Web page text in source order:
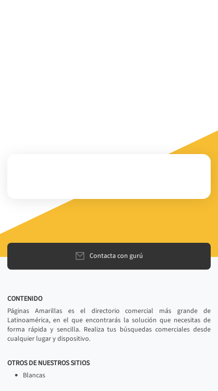
Contacta con gurú
CONTENIDO
Páginas Amarillas es el directorio comercial más grande de
Latinoamérica, en el que encontrarás la solución que necesitas de
forma rápida y sencilla. Realiza tus búsquedas comerciales desde
cualquier lugar y dispositivo.
OTROS DE NUESTROS SITIOS
Blancas